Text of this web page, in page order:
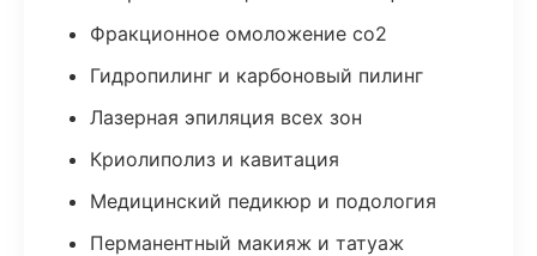
Фракционное омоложение co2
Гидропилинг и карбоновый пилинг
Лазерная эпиляция всех зон
Криолиполиз и кавитация
Медицинский педикюр и подология
Перманентный макияж и татуаж